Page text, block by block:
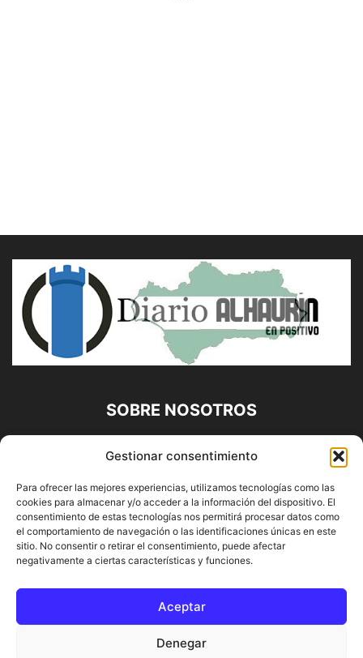
Gestionar consentimiento
Para ofrecer las mejores experiencias, utilizamos tecnologías como las
cookies para almacenar y/o acceder a la información del dispositivo. El
consentimiento de estas tecnologías nos permitirá procesar datos como
el comportamiento de navegación o las identificaciones únicas en este
sitio. No consentir o retirar el consentimiento, puede afectar
negativamente a ciertas características y funciones.
Aceptar
Denegar
SOBRE NOSOTROS
Diario Alhaurín (www.alhaurindelatorre.com) Propiedad de
Francisco E. López López | 639 95 71 95 | Noticias de
Alhaurín de la Torre, Málaga y Provincia|
Contáctanos:info@alhaurindelatorre.com
SÍGUENOS